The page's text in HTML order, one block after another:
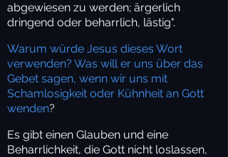
abgewiesen zu werden; ärgerlich
dringend oder beharrlich, lästig".
Warum würde Jesus dieses Wort
verwenden? Was will er uns über das
Gebet sagen, wenn wir uns mit
Schamlosigkeit oder Kühnheit an Gott
wenden?
Es gibt einen Glauben und eine
Beharrlichkeit, die Gott nicht loslassen,